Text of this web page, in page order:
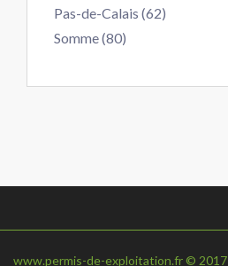
Pas-de-Calais (62)
Somme (80)
www.permis-de-exploitation.fr © 2017